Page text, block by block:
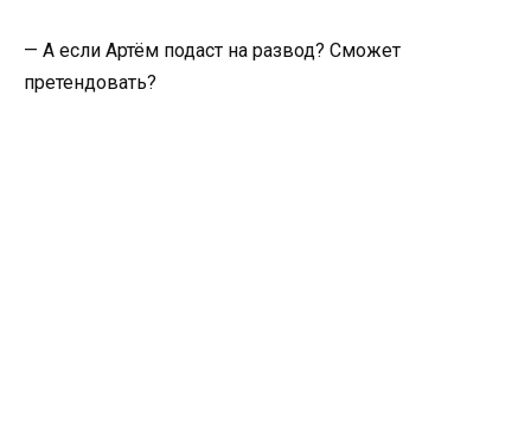
— А если Артём подаст на развод? Сможет
претендовать?